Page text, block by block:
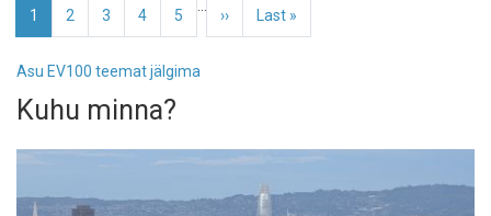
kanuuga
-
Karuskosele
ehk
Pagination
Eesolev
leht
1 Page
2 Page
3 Page
4 Page
5
…
Järgmine
leht
››
Viimane
leht
Last »
Asu EV100 teemat jälgima
Kuhu minna?